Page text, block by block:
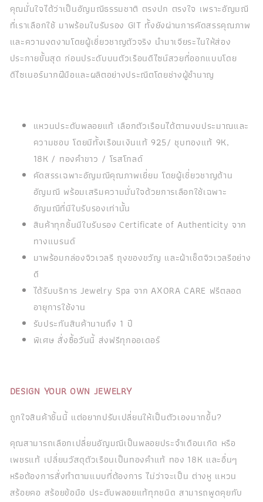
คุณมั่นใจได้ว่าเป็นอัญมณีธรรมชาติ ตรงปก ตรงใจ เพราะอัญมณี
ที่เราเลือกใช้ มาพร้อมใบรับรอง GIT ทั้งยังผ่านการคัดสรรคุณภาพ
และความงดงามโดยผู้เชี่ยวชาญตัวจริง นำมาเจียระไนให้ส่อง
ประกายขั้นสุด ก่อนประดับบนตัวเรือนดีไซน์สวยที่ออกแบบโดย
ดีไซเนอร์มากฝีมือและผลิตอย่างประณีตโดยช่างผู้ชำนาญ
แหวนประดับพลอยแท้ เลือกตัวเรือนได้ตามงบประมาณและ
ความชอบ โดยมีทั้งเรือนเงินแท้ 925/ ชุบทองแท้ 9K,
18K / ทองคำขาว / โรสโกลด์
คัดสรรเฉพาะอัญมณีคุณภาพเยี่ยม โดยผู้เชี่ยวชาญด้าน
อัญมณี พร้อมเสริมความมั่นใจด้วยการเลือกใช้เฉพาะ
อัญมณีที่มีใบรับรองเท่านั้น
สินค้าทุกชิ้นมีใบรับรอง Certificate of Authenticity จาก
ทางแบรนด์
มาพร้อมกล่องจิวเวลรี ถุงของขวัญ และผ้าเช็ดจิวเวลรีอย่าง
ดี
ได้รับบริการ Jewelry Spa จาก AXORA CARE ฟรีตลอด
อายุการใช้งาน
รับประกันสินค้านานถึง 1 ปี
พิเศษ สั่งซื้อวันนี้ ส่งฟรีทุกออเดอร์
DESIGN YOUR OWN JEWELRY
ถูกใจสินค้าชิ้นนี้ แต่อยากปรับเปลี่ยนให้เป็นตัวเองมากขึ้น?
คุณสามารถเลือกเปลี่ยนอัญมณีเป็นพลอยประจำเดือนเกิด หรือ
เพชรแท้ เปลี่ยนวัสดุตัวเรือนเป็นทองคำแท้ ทอง 18K และอื่นๆ
หรือต้องการสั่งทำตามแบบที่ต้องการ ไม่ว่าจะเป็น ต่างหู แหวน
สร้อยคอ สร้อยข้อมือ ประดับพลอยแท้ทุกชนิด สามารถพูดคุยกับ